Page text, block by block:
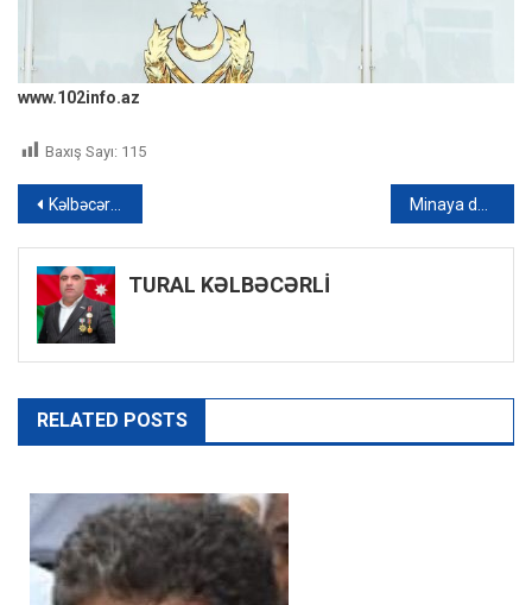
www.102info.az
Baxış Sayı: 115
Yazı
naviqasiyası
Kəlbəcərdə “İstisu” mineral su zavodunun təməli qoyulub – FOTO
TURAL KƏLBƏCƏRLİ
RELATED POSTS